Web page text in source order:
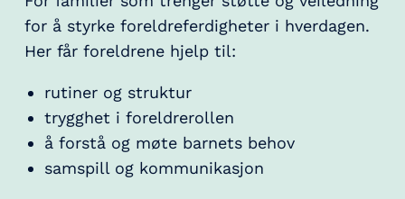
for å styrke foreldreferdigheter i hverdagen.
Her får foreldrene hjelp til:
rutiner og struktur
trygghet i foreldrerollen
å forstå og møte barnets behov
samspill og kommunikasjon